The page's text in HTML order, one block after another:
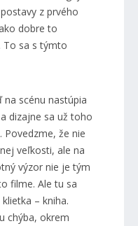
z prvého
dobre to
To sa s týmto
scénu nastúpia
dizajne sa už toho
že nie
veľkosti, ale na
výzor nie je tým
filme. Ale tu sa
– kniha.
chýba, okrem